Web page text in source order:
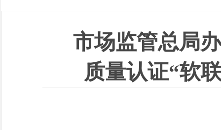
市场监管总局
质量认证“软